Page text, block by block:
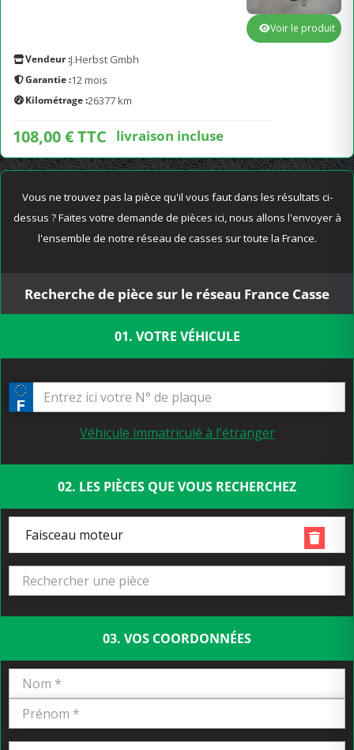
Vendeur :J.Herbst Gmbh
Garantie :12 mois
Kilométrage :26377 km
108,00 € TTC livraison incluse
Voir le produit
Vous ne trouvez pas la pièce qu'il vous faut dans les résultats ci-
dessus ? Faites votre demande de pièces ici, nous allons l'envoyer à
l'ensemble de notre réseau de casses sur toute la France.
Recherche de pièce sur le réseau France Casse
01. VOTRE VÉHICULE
Véhicule immatriculé à l'étranger
02. LES PIÈCES QUE VOUS RECHERCHEZ
Faisceau moteur
03. VOS COORDONNÉES